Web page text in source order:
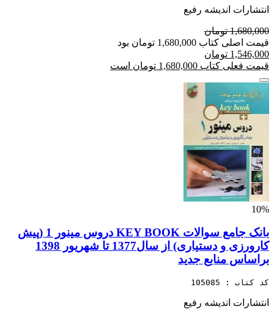
انتشارات اندیشه رفیع
1,680,000 تومان
قیمت اصلی کتاب 1,680,000 تومان بود
1,546,000 تومان
قیمت فعلی کتاب 1,680,000 تومان است
10%
بانک جامع سوالات KEY BOOK دروس مینور 1 (پیش
کارورزی و دستیاری) از سال1377 تا شهریور 1398
براساس منابع جدید
کد کتاب : 105085
انتشارات اندیشه رفیع